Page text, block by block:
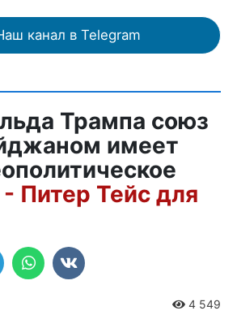
канал в Telegram
Трампа союз
имеет
- Питер Тейс для
4 549